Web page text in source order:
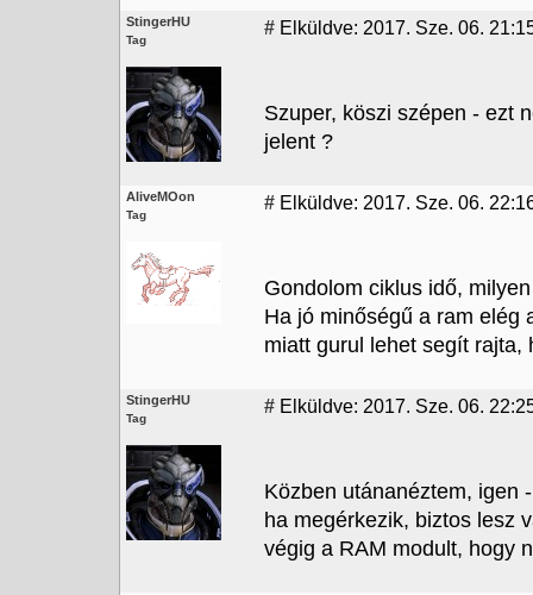
StingerHU
Tag
# Elküldve: 2017. Sze. 06.
Szuper, köszi szépen - ezt
jelent ?
AliveMOon
Tag
# Elküldve: 2017. Sze. 06.
Gondolom ciklus idő,
Ha jó minőségű a ram elég
miatt gurul lehet segít rajta,
StingerHU
Tag
# Elküldve: 2017. Sze. 06.
Közben utánanéztem, igen
ha megérkezik, biztos lesz
végig a RAM modult, hogy